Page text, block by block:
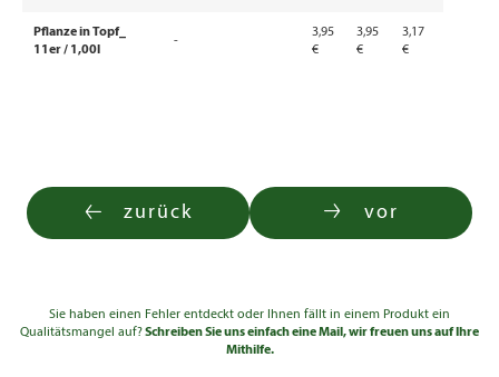
Pflanze in Topf_
11er / 1,00l
-
3,95
€
3,95
€
3,17
€
zurück vor
Sie haben einen Fehler entdeckt oder Ihnen fällt in einem Produkt ein
Qualitätsmangel auf?Schreiben Sie uns einfach eine Mail, wir freuen uns auf Ihre
Mithilfe.